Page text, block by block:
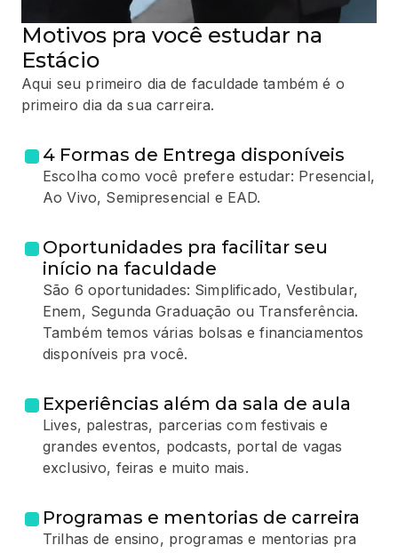
Motivos pra você estudar na
Estácio
Aqui seu primeiro dia de faculdade também é o
primeiro dia da sua carreira.
4 Formas de Entrega disponíveis
Escolha como você prefere estudar: Presencial,
Ao Vivo, Semipresencial e EAD.
Oportunidades pra facilitar seu
início na faculdade
São 6 oportunidades: Simplificado, Vestibular,
Enem, Segunda Graduação ou Transferência.
Também temos várias bolsas e financiamentos
disponíveis pra você.
Experiências além da sala de aula
Lives, palestras, parcerias com festivais e
grandes eventos, podcasts, portal de vagas
exclusivo, feiras e muito mais.
Programas e mentorias de carreira
Trilhas de ensino, programas e mentorias pra